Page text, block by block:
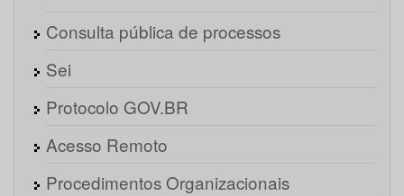
Consulta pública de processos
Sei
Protocolo GOV.BR
Acesso Remoto
Procedimentos Organizacionais